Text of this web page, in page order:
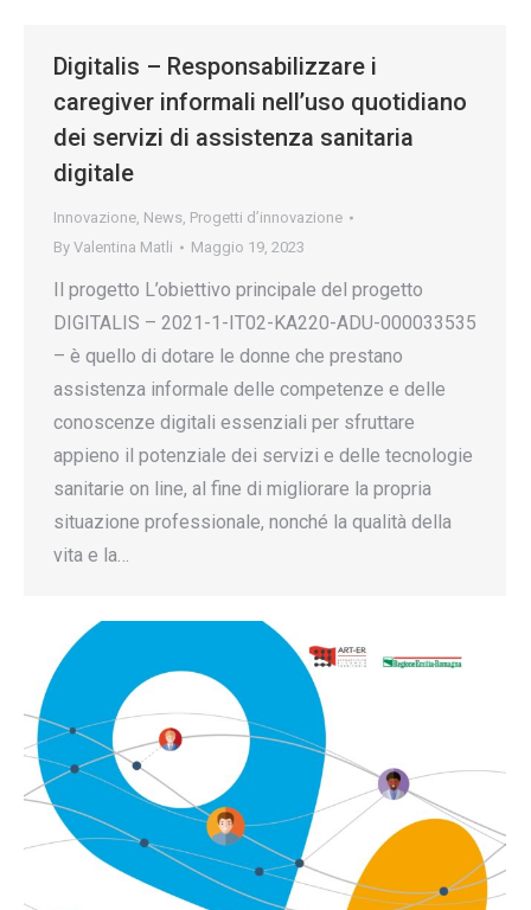
Digitalis – Responsabilizzare i
caregiver informali nell’uso quotidiano
dei servizi di assistenza sanitaria
digitale
Innovazione, News, Progetti d’innovazione
By Valentina Matli Maggio 19, 2023
Il progetto L’obiettivo principale del progetto
DIGITALIS – 2021-1-IT02-KA220-ADU-000033535
– è quello di dotare le donne che prestano
assistenza informale delle competenze e delle
conoscenze digitali essenziali per sfruttare
appieno il potenziale dei servizi e delle tecnologie
sanitarie on line, al fine di migliorare la propria
situazione professionale, nonché la qualità della
vita e la…